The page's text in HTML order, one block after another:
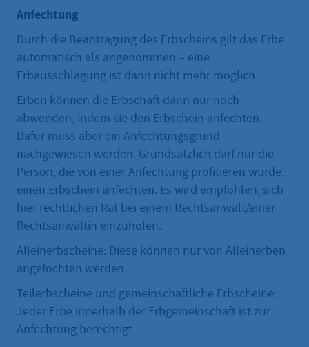
Anfechtung
Durch die Beantragung des Erbscheins gilt das Erbe
automatisch als angenommen – eine
Erbausschlagung ist dann nicht mehr möglich.
Erben können die Erbschaft dann nur noch
abwenden, indem sie den Erbschein anfechten.
Dafür muss aber ein Anfechtungsgrund
nachgewiesen werden. Grundsätzlich darf nur die
Person, die von einer Anfechtung profitieren würde,
einen Erbschein anfechten. Es wird empfohlen, sich
hier rechtlichen Rat bei einem Rechtsanwalt/einer
Rechtsanwältin einzuholen.
Alleinerbscheine: Diese können nur von Alleinerben
angefochten werden.
Teilerbscheine und gemeinschaftliche Erbscheine:
Jeder Erbe innerhalb der Erbgemeinschaft ist zur
Anfechtung berechtigt.